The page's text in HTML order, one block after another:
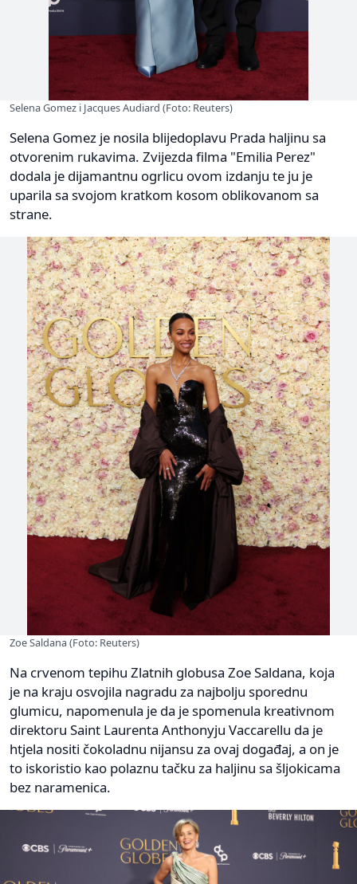
Selena Gomez i Jacques Audiard (Foto: Reuters)
Selena Gomez je nosila blijedoplavu Prada haljinu sa
otvorenim rukavima. Zvijezda filma "Emilia Perez"
dodala je dijamantnu ogrlicu ovom izdanju te ju je
uparila sa svojom kratkom kosom oblikovanom sa
strane.
Zoe Saldana (Foto: Reuters)
Na crvenom tepihu Zlatnih globusa Zoe Saldana, koja
je na kraju osvojila nagradu za najbolju sporednu
glumicu, napomenula je da je spomenula kreativnom
direktoru Saint Laurenta Anthonyju Vaccarellu da je
htjela nositi čokoladnu nijansu za ovaj događaj, a on je
to iskoristio kao polaznu tačku za haljinu sa šljokicama
bez naramenica.